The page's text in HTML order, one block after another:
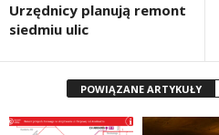
Urzędnicy planują remont
siedmiu ulic
POWIĄZANE ARTYKUŁY